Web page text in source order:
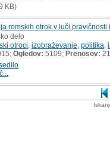
KB)
romskih otrok v luči
delo
otroci izobraževanje politika
Ogledov: 5109; Prenosov: